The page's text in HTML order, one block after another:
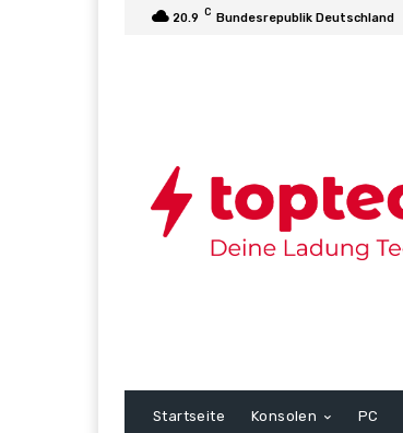
20.9 C Bundesrepublik Deutschland
Startseite Konsolen PC